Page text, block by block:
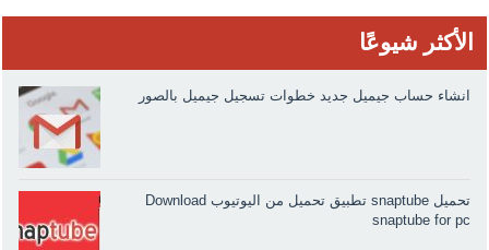
الأكثر شيوعًا
انشاء حساب جيميل جديد خطوات تسجيل جيميل بالصور
تحميل snaptube تطبيق تحميل من اليوتيوب Download
snaptube for pc